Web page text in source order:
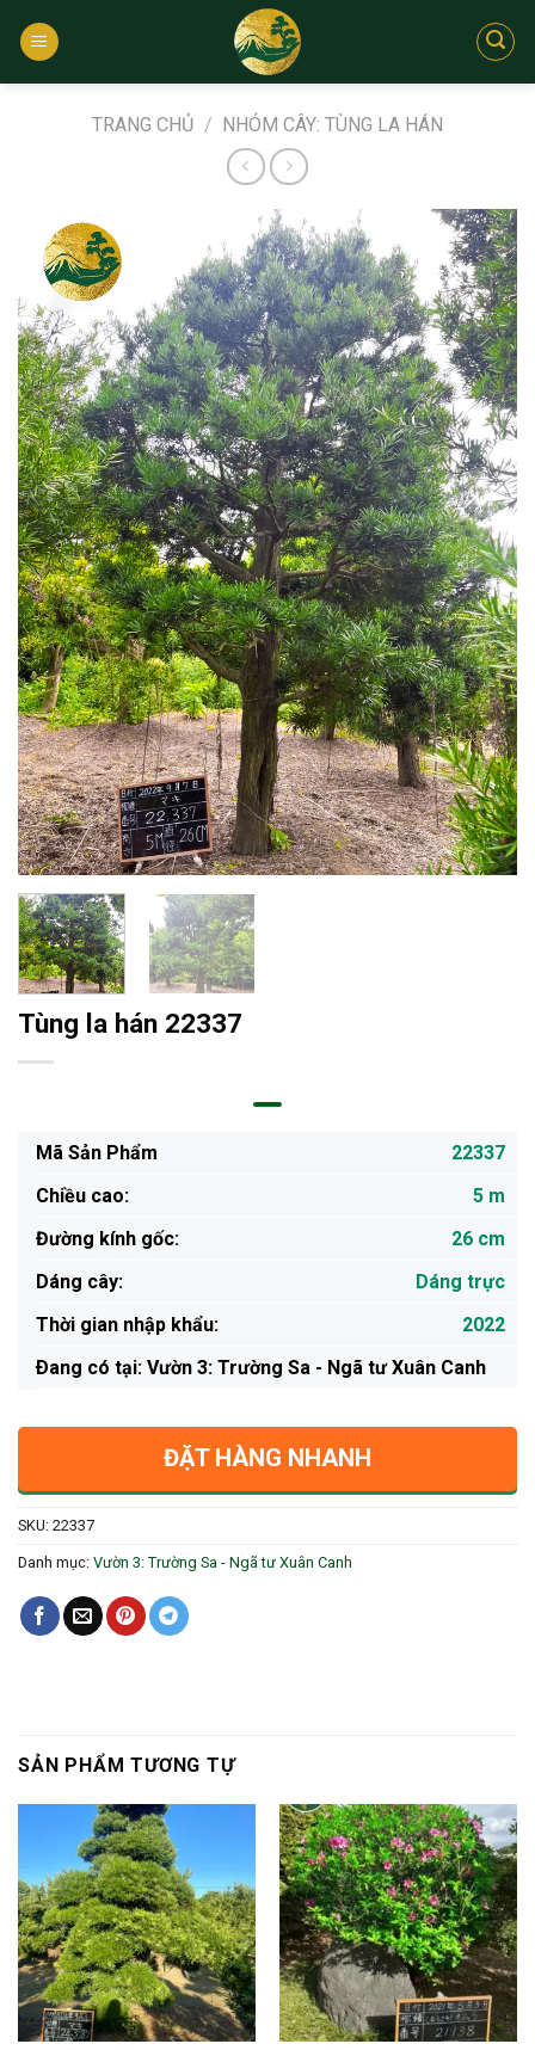
qua
TRANG CHỦ / NHÓM CÂY: TÙNG LA HÁN
Tùng la hán 22337
Mã Sản Phẩm
22337
Chiều cao:
5 m
Đường kính gốc:
26 cm
Dáng cây:
Dáng trực
Thời gian nhập khẩu:
2022
Ðang có tại: Vườn 3: Trường Sa - Ngã tư Xuân Canh
ĐẶT HÀNG NHANH
SKU: 22337
Danh mục: Vườn 3: Trường Sa - Ngã tư Xuân Canh
SẢN PHẨM TƯƠNG TỰ